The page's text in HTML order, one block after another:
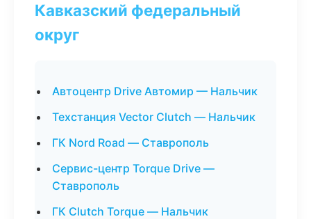
Кавказский федеральный
округ
Автоцентр Drive Автомир — Нальчик
Техстанция Vector Clutch — Нальчик
ГК Nord Road — Ставрополь
Сервис-центр Torque Drive —
Ставрополь
ГК Clutch Torque — Нальчик